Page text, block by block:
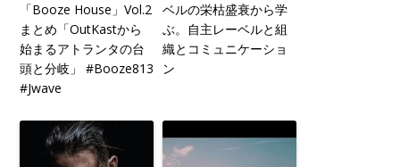
「Booze House」Vol.2
まとめ「OutKastから
始まるアトランタの台
頭と分岐」 #Booze813
#Jwave
ベルの栄枯盛衰から学
ぶ。自主レーベルと組
織とコミュニケーショ
ン